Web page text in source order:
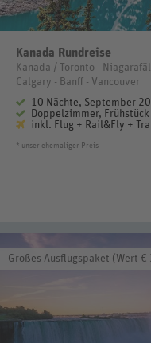
Kanada Rundreise
Kanada / Toronto -
Calgary - Banff - Vancouver
10 Nächte, September
Doppelzimmer, Frühstück
inkl. Flug + Rail&Fly +
* unser ehemaliger Preis
Großes Ausflugspaket (Wert €